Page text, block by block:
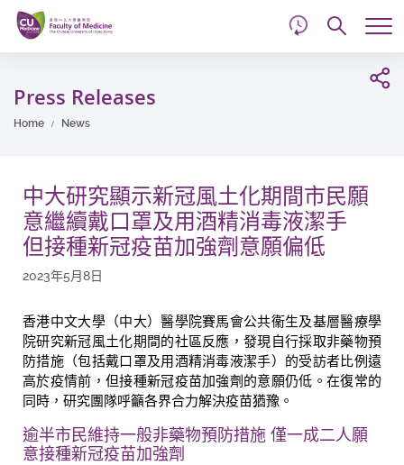
Skip
main
content
Press Releases
Home News
中大研究顯示新冠風土化期間市民願
意繼續戴口罩及用酒精消毒液潔手
但接種新冠疫苗加強劑意願偏低
2023年5月8日
香港中文大學（中大）醫學院賽馬會公共衞生及基層醫療學
院研究新冠風土化期間的社區反應，發現自行採取非藥物預
防措施（包括戴口罩及用酒精消毒液潔手）的受訪者比例遠
高於疫情前，但接種新冠疫苗加強劑的意願仍低。在復常的
同時，研究團隊呼籲各界合力解決疫苗猶豫。
逾半市民維持一般非藥物預防措施 僅一成二人願
意接種新冠疫苗加強劑